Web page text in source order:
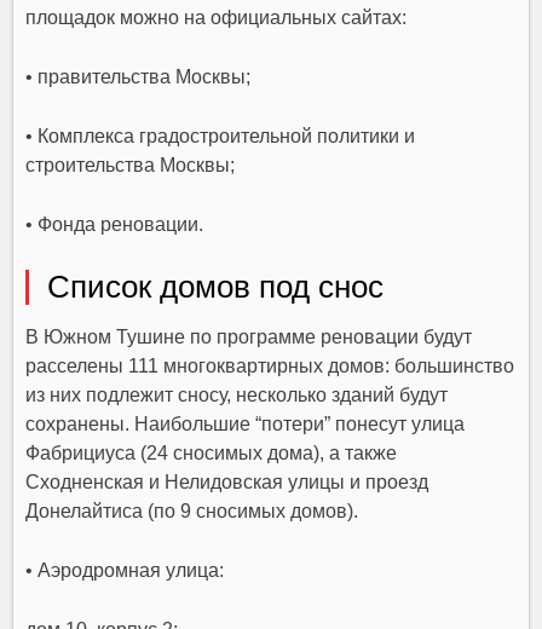
площадок можно на официальных сайтах:
• правительства Москвы;
• Комплекса градостроительной политики и
строительства Москвы;
• Фонда реновации.
Список домов под снос
В Южном Тушине по программе реновации будут
расселены 111 многоквартирных домов: большинство
из них подлежит сносу, несколько зданий будут
сохранены. Наибольшие “потери” понесут улица
Фабрициуса (24 сносимых дома), а также
Сходненская и Нелидовская улицы и проезд
Донелайтиса (по 9 сносимых домов).
• Аэродромная улица: